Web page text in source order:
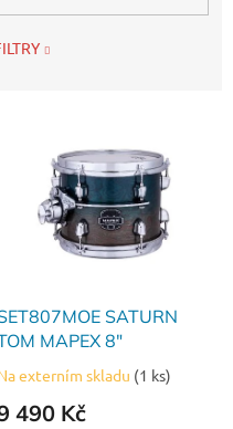
SATURN
MAPEX 8"
externím skladu (1 ks)
490 Kč